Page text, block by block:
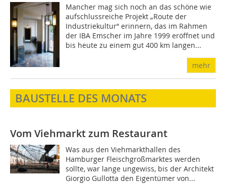
Mancher mag sich noch an das schöne wie
aufschlussreiche Projekt „Route der
Industriekultur“ erinnern, das im Rahmen
der IBA Emscher im Jahre 1999 eröffnet und
bis heute zu einem gut 400 km langen...
mehr
BAUSTELLE DES MONATS
Vom Viehmarkt zum Restaurant
Was aus den Viehmarkthallen des
Hamburger Fleischgroßmarktes werden
sollte, war lange ungewiss, bis der Architekt
Giorgio Gullotta den Eigentümer von...